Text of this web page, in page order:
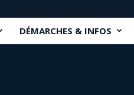
DÉMARCHES & INFOS